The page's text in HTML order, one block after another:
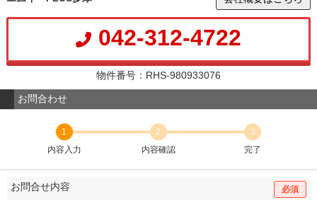
042-312-4722
物件番号：RHS-980933076
お問合わせ
1
内容入力
2
内容確認
3
完了
お問合せ内容 必須